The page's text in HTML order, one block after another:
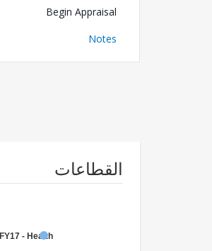
Begin Appraisal
Notes
القطاعات
FY17 - Health